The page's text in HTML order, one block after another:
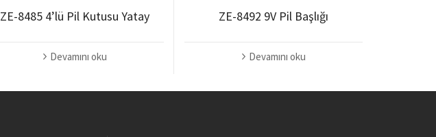
ZE-8485 4’lü Pil Kutusu Yatay
Devamını oku
ZE-8492 9V Pil Başlığı
Devamını oku